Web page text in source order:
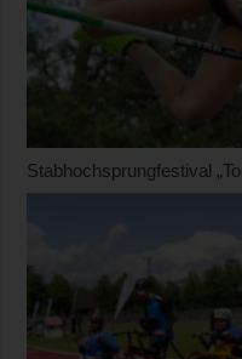
Stabhochsprungfestival